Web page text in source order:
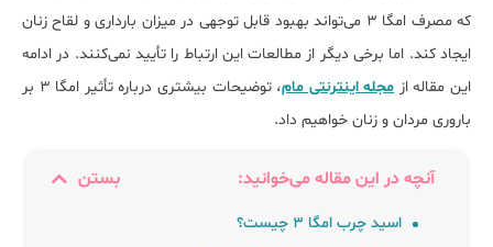
که مصرف امگا ۳ می‌تواند بهبود قابل توجهی در میزان بارداری و لقاح زنان
ایجاد کند. اما برخی دیگر از مطالعات این ارتباط را تأیید نمی‌کنند. در ادامه
این مقاله از مجله اینترنتی مام
، توضیحات بیشتری درباره تأثیر امگا ۳ بر
باروری مردان و زنان خواهیم داد.
آنچه در این مقاله می‌خوانید: بستن
اسید چرب امگا ۳ چیست؟